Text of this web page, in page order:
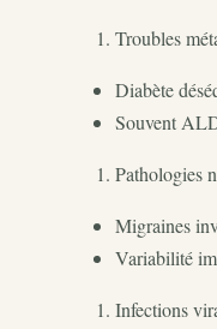
Troubles
Diabète
Souvent
Pathologies
Migraines
Variabilité
Infections